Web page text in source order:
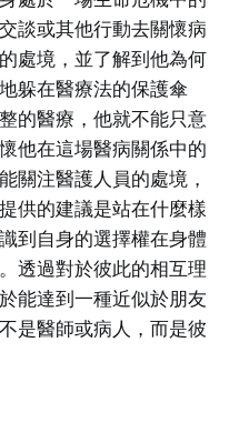
談或其他行動去關懷病
處境，並了解到他為何
躲在醫療法的保護傘
的醫療，他就不能只意
他在這場醫病關係中的
關注醫護人員的處境，
供的建議是站在什麼樣
到自身的選擇權在身體
透過對於彼此的相互理
能達到一種近似於朋友
是醫師或病人，而是彼